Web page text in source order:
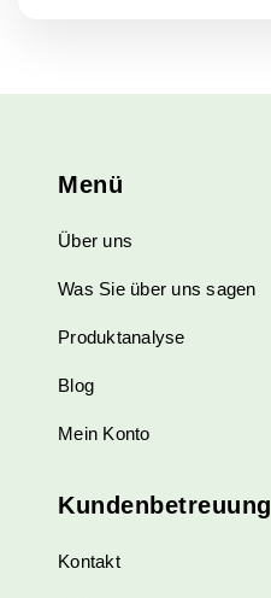
Menü
Über uns
Was Sie über uns sagen
Produktanalyse
Blog
Mein Konto
Kundenbetreuung
Kontakt